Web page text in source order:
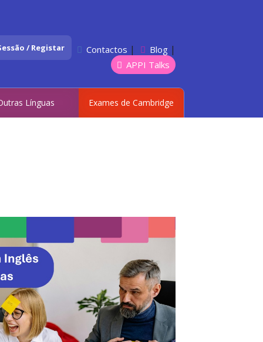
/ Registar Contactos | Blog|
APPI Talks
Línguas Exames de Cambridge